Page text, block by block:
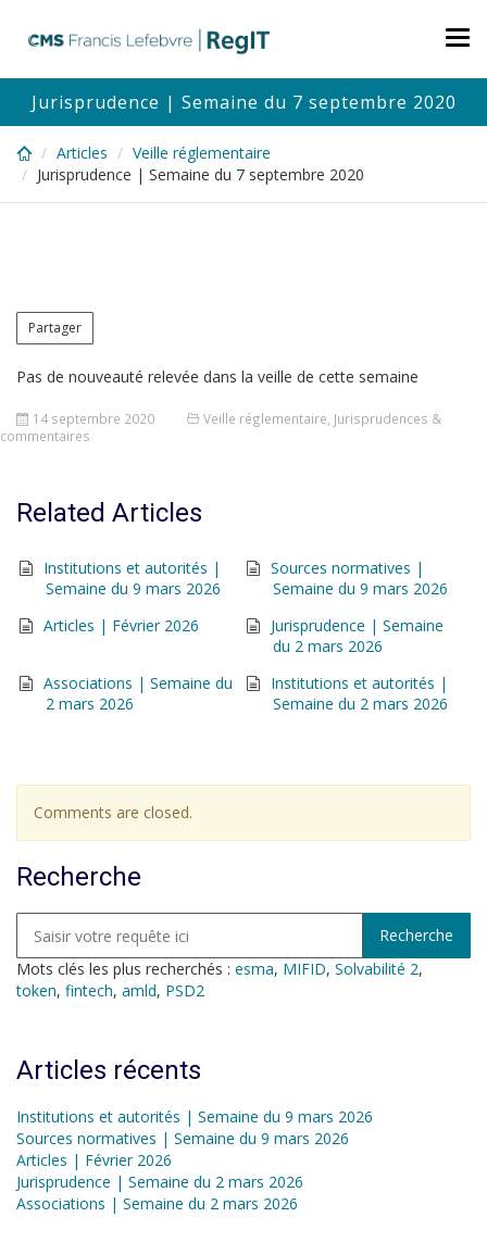
content
Jurisprudence | Semaine du 7 septembre 2020
Articles
Veille réglementaire
Jurisprudence | Semaine du 7 septembre 2020
Partager
Pas de nouveauté relevée dans la veille de cette semaine
14 septembre 2020 Veille réglementaire Jurisprudences &
commentaires
Related Articles
Institutions et autorités |
Semaine du 9 mars 2026
Sources normatives |
Semaine du 9 mars 2026
Articles | Février 2026
Jurisprudence | Semaine
du 2 mars 2026
Associations | Semaine du
2 mars 2026
Institutions et autorités |
Semaine du 2 mars 2026
Comments are closed.
Recherche
Mots clés les plus recherchés : esma, MIFID, Solvabilité 2,
token, fintech, amld, PSD2
Articles récents
Institutions et autorités | Semaine du 9 mars 2026
Sources normatives | Semaine du 9 mars 2026
Articles | Février 2026
Jurisprudence | Semaine du 2 mars 2026
Associations | Semaine du 2 mars 2026